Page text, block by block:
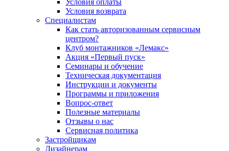
Условия оплаты
Условия возврата
Специалистам
Как стать авторизованным сервисным
центром?
Клуб монтажников «Лемакс»
Акция «Первый пуск»
Семинары и обучение
Техническая документация
Инструкции и документы
Программы и приложения
Вопрос-ответ
Полезные материалы
Отзывы о нас
Сервисная политика
Застройщикам
Дизайнерам